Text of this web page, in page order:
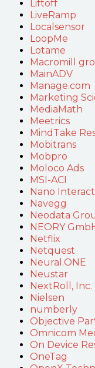
Liftoff
LiveRamp
Localsensor
LoopMe
Lotame
Macromill
MainADV
Manage.com
Marketing
MediaMath
Meetrics
MindTake
Mobitrans
Mobpro
Moloco Ads
MSI-ACI
Nano
Navegg
Neodata
NEORY
Netflix
Netquest
Neural.ONE
Neustar
NextRoll, Inc.
Nielsen
numberly
Objective
Omnicom
On Device
OneTag